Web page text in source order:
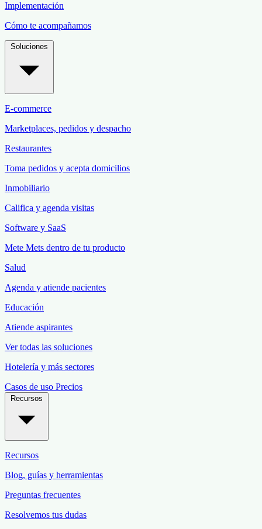
Implementación
Cómo te acompañamos
E-commerce
Marketplaces, pedidos y despacho
Restaurantes
Toma pedidos y acepta domicilios
Inmobiliario
Califica y agenda visitas
Software y SaaS
Mete Mets dentro de tu producto
Salud
Agenda y atiende pacientes
Educación
Atiende aspirantes
Ver todas las soluciones
Hotelería y más sectores
Casos de uso Precios
Recursos
Blog, guías y herramientas
Preguntas frecuentes
Resolvemos tus dudas